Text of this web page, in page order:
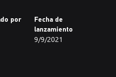
por
Fecha de
lanzamiento
9/9/2021